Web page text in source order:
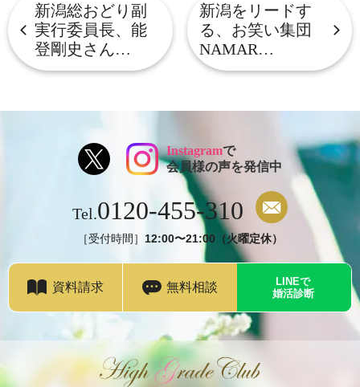
新潟総おどり副
実行委員長、能
登剛史さん…
新潟をリードす
る、お笑い集団
NAMAR…
Instagramで
会員様の声を発信中
Tel.0120-455-310
［受付時間］ 12:00〜21:00（火曜定休）
資料請求 無料相談
LINEで
婚活診断